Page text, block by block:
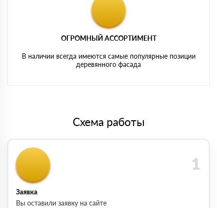
ОГРОМНЫЙ АССОРТИМЕНТ
В наличии всегда имеются самые популярные позиции
деревянного фасада
Схема работы
Заявка
Вы оставили заявку на сайте